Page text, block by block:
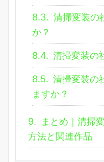
8.3. 清掃変装の
か？
8.4. 清掃変装の
8.5. 清掃変装の
ますか？
9. まとめ｜清掃
方法と関連作品